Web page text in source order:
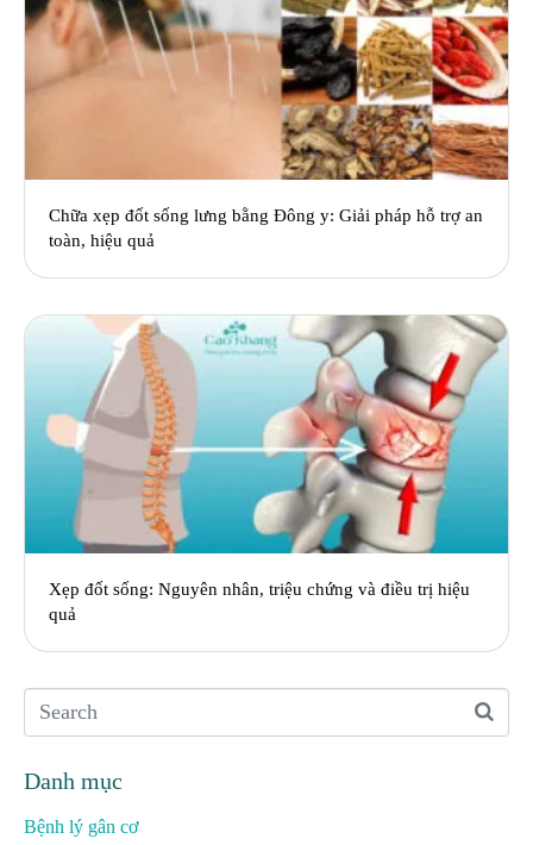
Chữa xẹp đốt sống lưng bằng Đông y: Giải pháp hỗ trợ an
toàn, hiệu quả
Xẹp đốt sống: Nguyên nhân, triệu chứng và điều trị hiệu
quả
Danh mục
Bệnh lý gân cơ